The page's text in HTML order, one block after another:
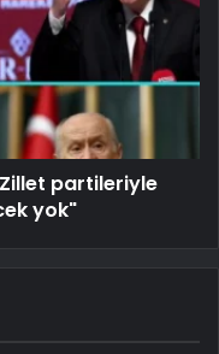
partileriyle
yok"